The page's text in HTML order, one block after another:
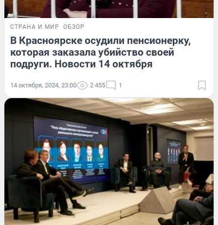
СТРАНА И МИР ОБЗОР
В Красноярске осудили пенсионерку,
которая заказала убийство своей
подруги. Новости 14 октября
14 октября, 2024, 23:00 2 455 1